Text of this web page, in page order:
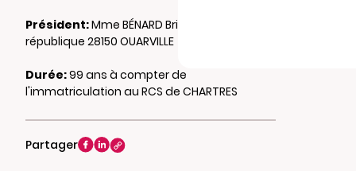
Président:Mme BÉNARD Brigitte 21 rue de la
république 28150 OUARVILLE
Durée:99 ans à compter de
l'immatriculation au RCS de CHARTRES
Partager